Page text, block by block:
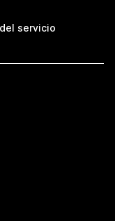
servicio